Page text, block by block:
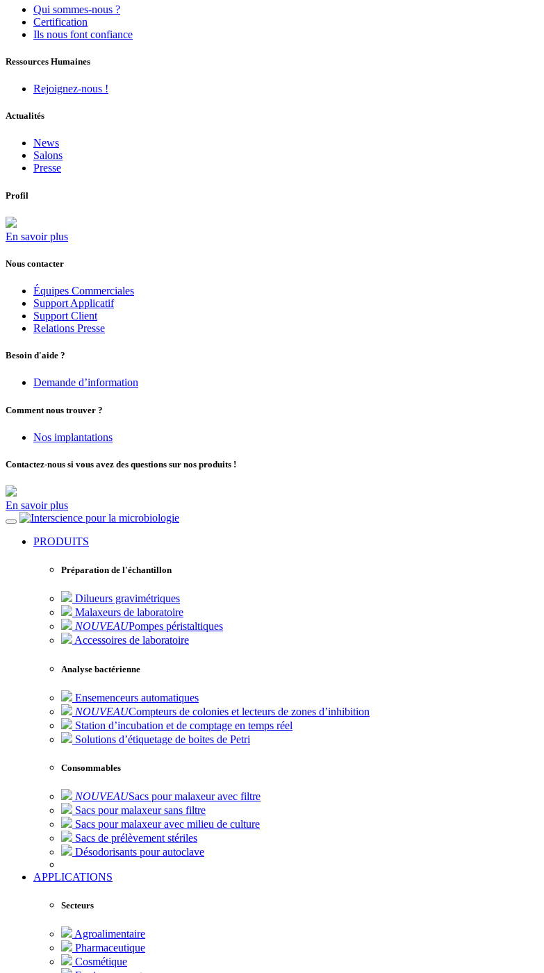
Qui sommes-nous ?
Certification
Ils nous font confiance
Ressources Humaines
Rejoignez-nous !
Actualités
News
Salons
Presse
Profil
En savoir plus
Nous contacter
Équipes Commerciales
Support Applicatif
Support Client
Relations Presse
Besoin d'aide ?
Demande d’information
Comment nous trouver ?
Nos implantations
Contactez-nous si vous avez des questions sur nos produits !
En savoir plus
pour la microbiologie
PRODUITS
Préparation de l'échantillon
Dilueurs gravimétriques
Malaxeurs de laboratoire
NOUVEAUPompes péristaltiques
Accessoires de laboratoire
Analyse bactérienne
Ensemenceurs automatiques
NOUVEAUCompteurs de colonies et lecteurs de zones d’inhibition
Station d’incubation et de comptage en temps réel
Solutions d’étiquetage de boites de Petri
Consommables
NOUVEAUSacs pour malaxeur avec filtre
Sacs pour malaxeur sans filtre
Sacs pour malaxeur avec milieu de culture
Sacs de prélèvement stériles
Désodorisants pour autoclave
APPLICATIONS
Secteurs
Agroalimentaire
Pharmaceutique
Cosmétique